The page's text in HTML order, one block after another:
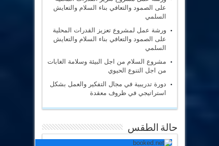
على الصمود والتعافي بناء السلام والتعايش
السلمي
ورشة عمل لمشروع تعزيز القدرات المحلية
على الصمود والتعافي بناء السلام والتعايش
السلمي
مشروع السلام من اجل البيئة وسلامة الغابات
من اجل التنوع الحيوي
دورة تدريبية في مجال التفكير والعمل بشكل
استراتيجي في ظروف معقدة
حالة الطقس